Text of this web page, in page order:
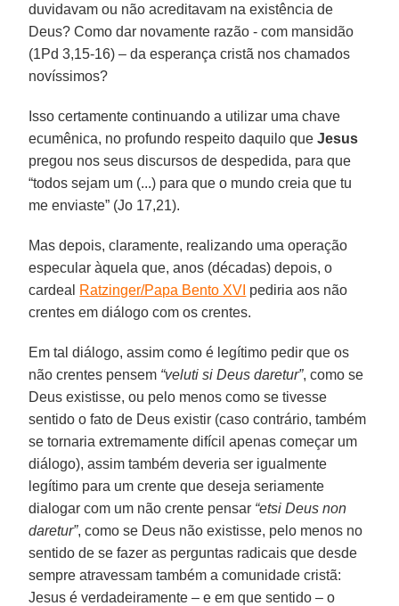
duvidavam ou não acreditavam na existência de
Deus? Como dar novamente razão - com mansidão
(1Pd 3,15-16) – da esperança cristã nos chamados
novíssimos?
Isso certamente continuando a utilizar uma chave
ecumênica, no profundo respeito daquilo queJesus
pregou nos seus discursos de despedida, para que
“todos sejam um (...) para que o mundo creia que tu
me enviaste” (Jo 17,21).
Mas depois, claramente, realizando uma operação
especular àquela que, anos (décadas) depois, o
cardeal Ratzinger/Papa Bento XVI pediria aos não
crentes em diálogo com os crentes.
Em tal diálogo, assim como é legítimo pedir que os
não crentes pensem “veluti si Deus daretur”, como se
Deus existisse, ou pelo menos como se tivesse
sentido o fato de Deus existir (caso contrário, também
se tornaria extremamente difícil apenas começar um
diálogo), assim também deveria ser igualmente
legítimo para um crente que deseja seriamente
dialogar com um não crente pensar “etsi Deus non
daretur”, como se Deus não existisse, pelo menos no
sentido de se fazer as perguntas radicais que desde
sempre atravessam também a comunidade cristã:
Jesus é verdadeiramente – e em que sentido – o